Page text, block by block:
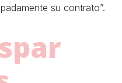
su contrato”.